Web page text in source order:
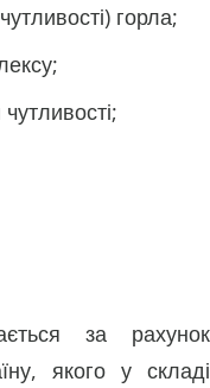
горла;
за рахунок
якого у складі